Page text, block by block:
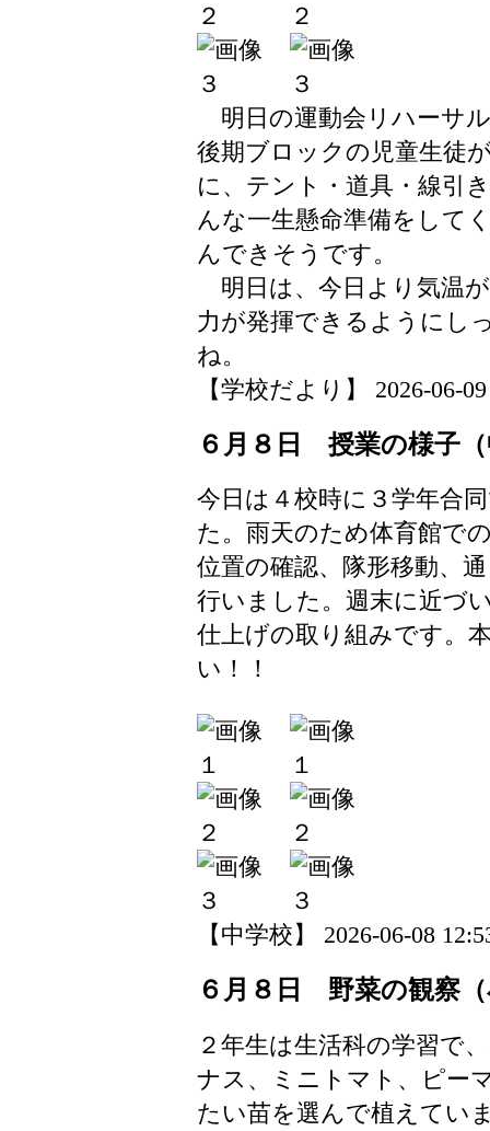
明日の運動会リハーサ
後期ブロックの児童生徒
に、テント・道具・線引
んな一生懸命準備をして
んできそうです。
明日は、今日より気温
力が発揮できるようにし
ね。
【学校だより】 2026-06-
６月８日 授業の様子
今日は４校時に３学年合
た。雨天のため体育館で
位置の確認、隊形移動、
行いました。週末に近づ
仕上げの取り組みです。
い！！
【中学校】 2026-06-08
６月８日 野菜の観察
２年生は生活科の学習で
ナス、ミニトマト、ピー
たい苗を選んで植えてい